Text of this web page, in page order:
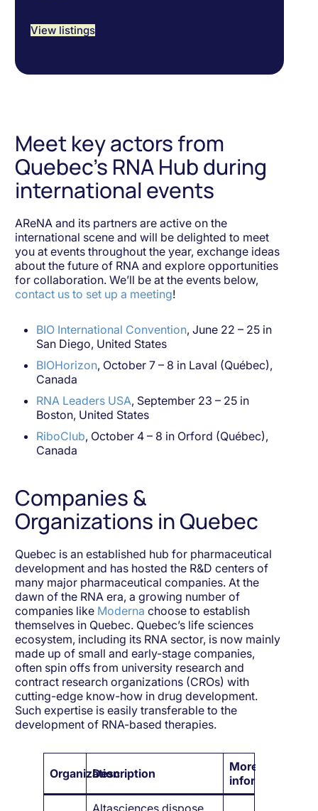
View listings
Meet key actors from
Quebec’s RNA Hub during
international events
AReNA and its partners are active on the
international scene and will be delighted to meet
you at events throughout the year, exchange ideas
about the future of RNA and explore opportunities
for collaboration. We’ll be at the events below,
contact us to set up a meeting!
BIO International Convention, June 22 – 25 in
San Diego, United States
BIOHorizon, October 7 – 8 in Laval (Québec),
Canada
RNA Leaders USA, September 23 – 25 in
Boston, United States
RiboClub, October 4 – 8 in Orford (Québec),
Canada
Companies &
Organizations in Quebec
Quebec is an established hub for pharmaceutical
development and has hosted the R&D centers of
many major pharmaceutical companies. At the
dawn of the RNA era, a growing number of
companies like Moderna choose to establish
themselves in Quebec. Quebec’s life sciences
ecosystem, including its RNA sector, is now mainly
made up of small and early-stage companies,
often spin offs from university research and
contract research organizations (CROs) with
cutting-edge know-how in drug development.
Such expertise is easily transferable to the
development of RNA-based therapies.
OrganizationDescription
More
information
Altasciences dispose